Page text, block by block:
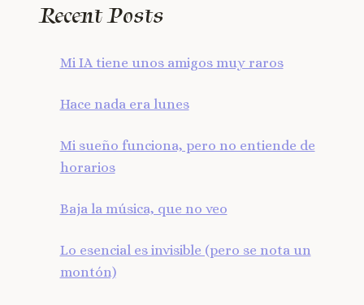
Recent Posts
Mi IA tiene unos amigos muy raros
Hace nada era lunes
Mi sueño funciona, pero no entiende de
horarios
Baja la música, que no veo
Lo esencial es invisible (pero se nota un
montón)